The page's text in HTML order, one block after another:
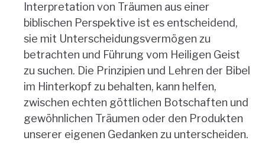
Interpretation von Träumen aus einer
biblischen Perspektive ist es entscheidend,
sie mit Unterscheidungsvermögen zu
betrachten und Führung vom Heiligen Geist
zu suchen. Die Prinzipien und Lehren der Bibel
im Hinterkopf zu behalten, kann helfen,
zwischen echten göttlichen Botschaften und
gewöhnlichen Träumen oder den Produkten
unserer eigenen Gedanken zu unterscheiden.